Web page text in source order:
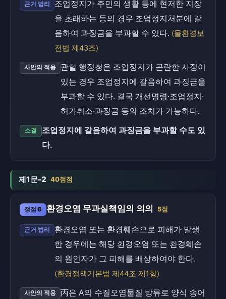
근거 법리
조업정지가 주민의 생활 등에 현저한 지장
을 초래하는 등의 경우 조업정지처분에 갈
음하여 과징금을 부과할 수 있다. (물환경보
전법 제43조)
사안의 적용
관할 행정청은 조업정지가 곤란한 사정이
있는 경우 조업정지에 갈음하여 과징금을
부과할 수 있다. 결국 개선명령·조업정지·
허가취소·과징금 등의 조치가 가능하다.
소결
조업정지에 갈음하여 과징금을 부과할 수도 있
다.
제1문-2 40점점
쟁점 6 환경오염 무과실책임의 의의 5점
근거 법리
환경오염 또는 환경훼손으로 피해가 발생
한 경우에는 해당 환경오염 또는 환경훼손
의 원인자가 그 피해를 배상하여야 한다.
(환경정책기본법 제44조 제1항)
사안의 적용
丙은 A의 수질오염물질 방류로 양식 송어